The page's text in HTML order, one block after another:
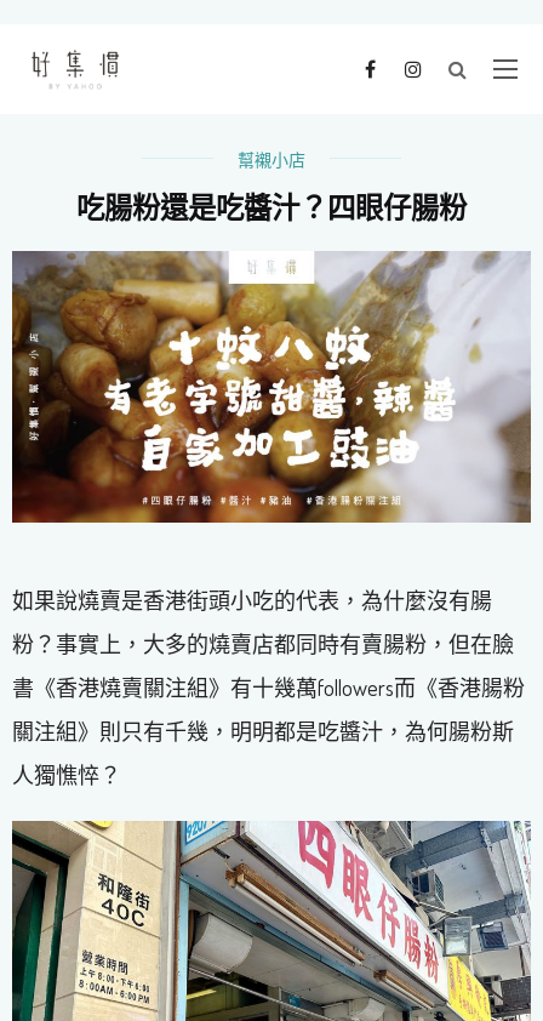
幫襯小店
吃腸粉還是吃醬汁？四眼仔腸粉
如果說燒賣是香港街頭小吃的代表，為什麼沒有腸
粉？事實上，大多的燒賣店都同時有賣腸粉，但在臉
書《香港燒賣關注組》有十幾萬followers而《香港腸粉
關注組》則只有千幾，明明都是吃醬汁，為何腸粉斯
人獨憔悴？